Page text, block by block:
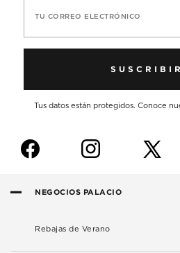
TU CORREO ELECTRÓNICO
Tus datos están protegidos. Conoce
f i
NEGOCIOS PALACIO
Rebajas de Verano